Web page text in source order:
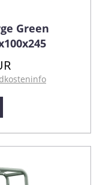
Green